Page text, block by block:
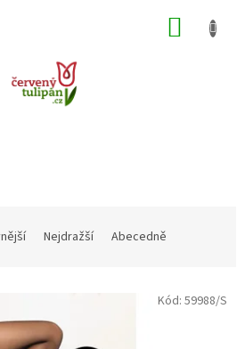
Nejdražší Abecedně
Kód: 59988/S